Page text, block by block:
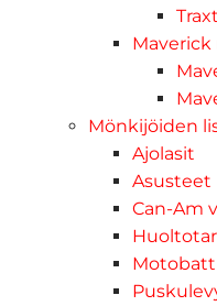
Mönkijöiden
Ajolasit
Asusteet
Can-Am